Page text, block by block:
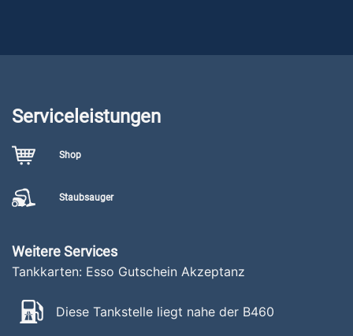
Serviceleistungen
Shop
Staubsauger
Weitere Services
Tankkarten: Esso Gutschein Akzeptanz
Diese Tankstelle liegt nahe der B460